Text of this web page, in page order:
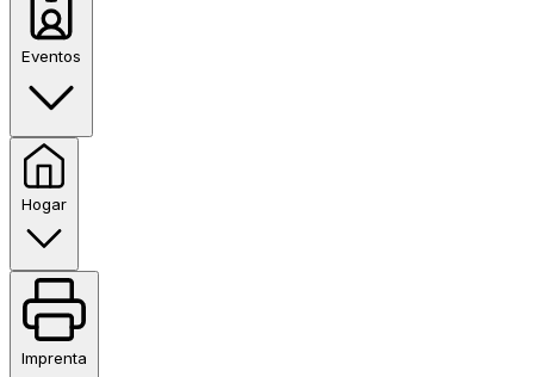
Eventos
Hogar
Imprenta